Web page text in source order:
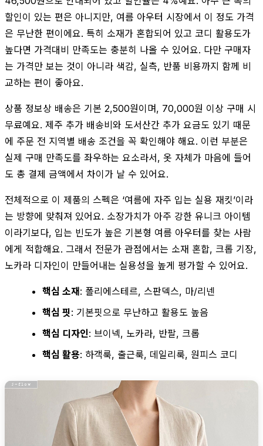
할인이 있는 편은 아니지만, 여름 아우터 시장에서 이 정도 가격
은 무난한 편이에요. 특히 소재가 혼합되어 있고 코디 활용도가
높다면 가격대비 만족도는 충분히 나올 수 있어요. 다만 구매자
는 가격만 보는 것이 아니라 색감, 실측, 반품 비용까지 함께 비
교하는 편이 좋아요.
상품 정보상 배송은 기본 2,500원이며, 70,000원 이상 구매 시
무료예요. 제주 추가 배송비와 도서산간 추가 요금도 있기 때문
에 주문 전 지역별 배송 조건을 꼭 확인해야 해요. 이런 부분은
실제 구매 만족도를 좌우하는 요소라서, 옷 자체가 마음에 들어
도 총 결제 금액에서 차이가 날 수 있어요.
전체적으로 이 제품의 스펙은 ‘여름에 자주 입는 실용 재킷’이라
는 방향에 맞춰져 있어요. 소장가치가 아주 강한 유니크 아이템
이라기보다, 입는 빈도가 높은 기본형 여름 아우터를 찾는 사람
에게 적합해요. 그래서 전문가 관점에서는 소재 혼합, 크롭 기장,
노카라 디자인이 만들어내는 실용성을 높게 평가할 수 있어요.
핵심 소재: 폴리에스테르, 스판덱스, 마/리넨
핵심 핏: 기본핏으로 무난하고 활용도 높음
핵심 디자인: 브이넥, 노카라, 반팔, 크롭
핵심 활용: 하객룩, 출근룩, 데일리룩, 원피스 코디